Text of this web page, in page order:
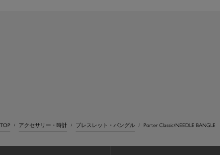
TOP アクセサリー・時計 ブレスレット・バングル Porter Classic/NEEDLE BANGLE